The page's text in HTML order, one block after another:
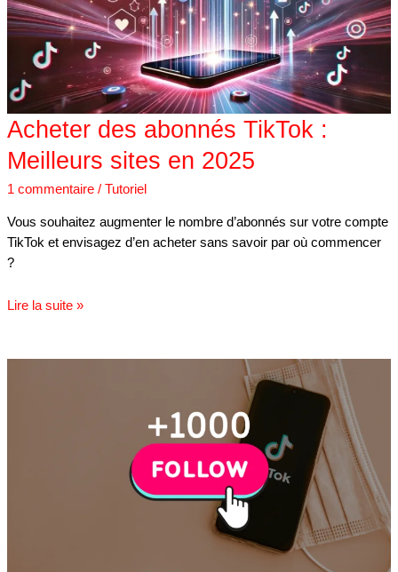
Acheter des abonnés TikTok :
Meilleurs sites en 2025
1 commentaire / Tutoriel
Vous souhaitez augmenter le nombre d’abonnés sur votre compte
TikTok et envisagez d’en acheter sans savoir par où commencer
?
Meilleurs
sites
2025
Lire la suite »